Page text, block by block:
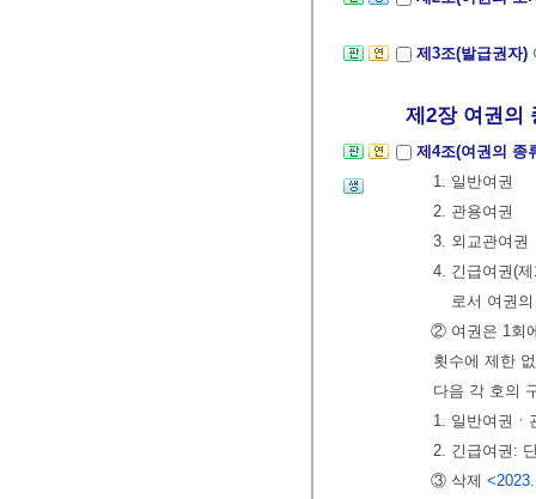
제3조(발급권자)
제2장 여권의
제4조(여권의 종
1. 일반여권
2. 관용여권
3. 외교관여권
4. 긴급여권(
로서 여권
② 여권은 1회
횟수에 제한
다음 각 호의
1. 일반여권ㆍ
2. 긴급여권:
③ 삭제